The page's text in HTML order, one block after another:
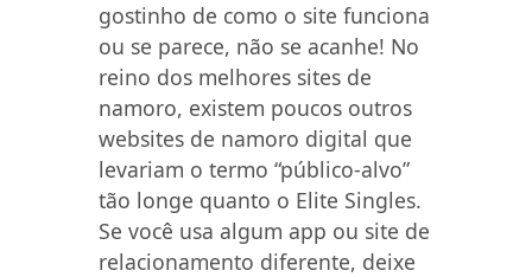
gostinho de como o site funciona
ou se parece, não se acanhe! No
reino dos melhores sites de
namoro, existem poucos outros
websites de namoro digital que
levariam o termo “público-alvo”
tão longe quanto o Elite Singles.
Se você usa algum app ou site de
relacionamento diferente, deixe